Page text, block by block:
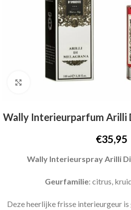
Click to enlarge
Wally Interieurparfum Arilli
€35,95
Wally Interieurspray Arilli
Geurfamilie: citrus,
Deze heerlijke frisse interieurgeur